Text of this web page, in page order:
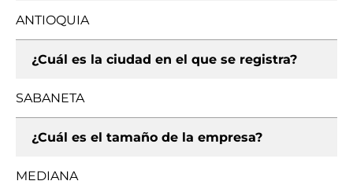
ANTIOQUIA
¿Cuál es la ciudad en el que se registra?
SABANETA
¿Cuál es el tamaño de la empresa?
MEDIANA